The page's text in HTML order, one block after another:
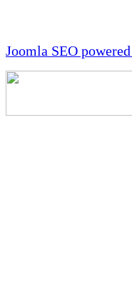
Joomla SEO